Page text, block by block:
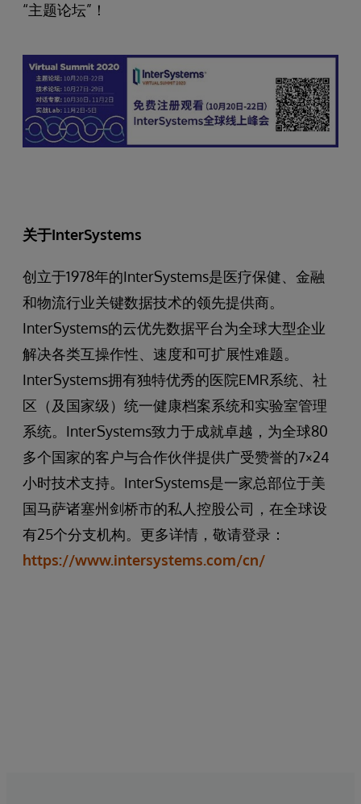
“主题论坛”！
关于InterSystems
创立于1978年的InterSystems是医疗保健、金融
和物流行业关键数据技术的领先提供商。
InterSystems的云优先数据平台为全球大型企业
解决各类互操作性、速度和可扩展性难题。
InterSystems拥有独特优秀的医院EMR系统、社
区（及国家级）统一健康档案系统和实验室管理
系统。InterSystems致力于成就卓越，为全球80
多个国家的客户与合作伙伴提供广受赞誉的7×24
小时技术支持。InterSystems是一家总部位于美
国马萨诸塞州剑桥市的私人控股公司，在全球设
有25个分支机构。更多详情，敬请登录：
https://www.intersystems.com/cn/